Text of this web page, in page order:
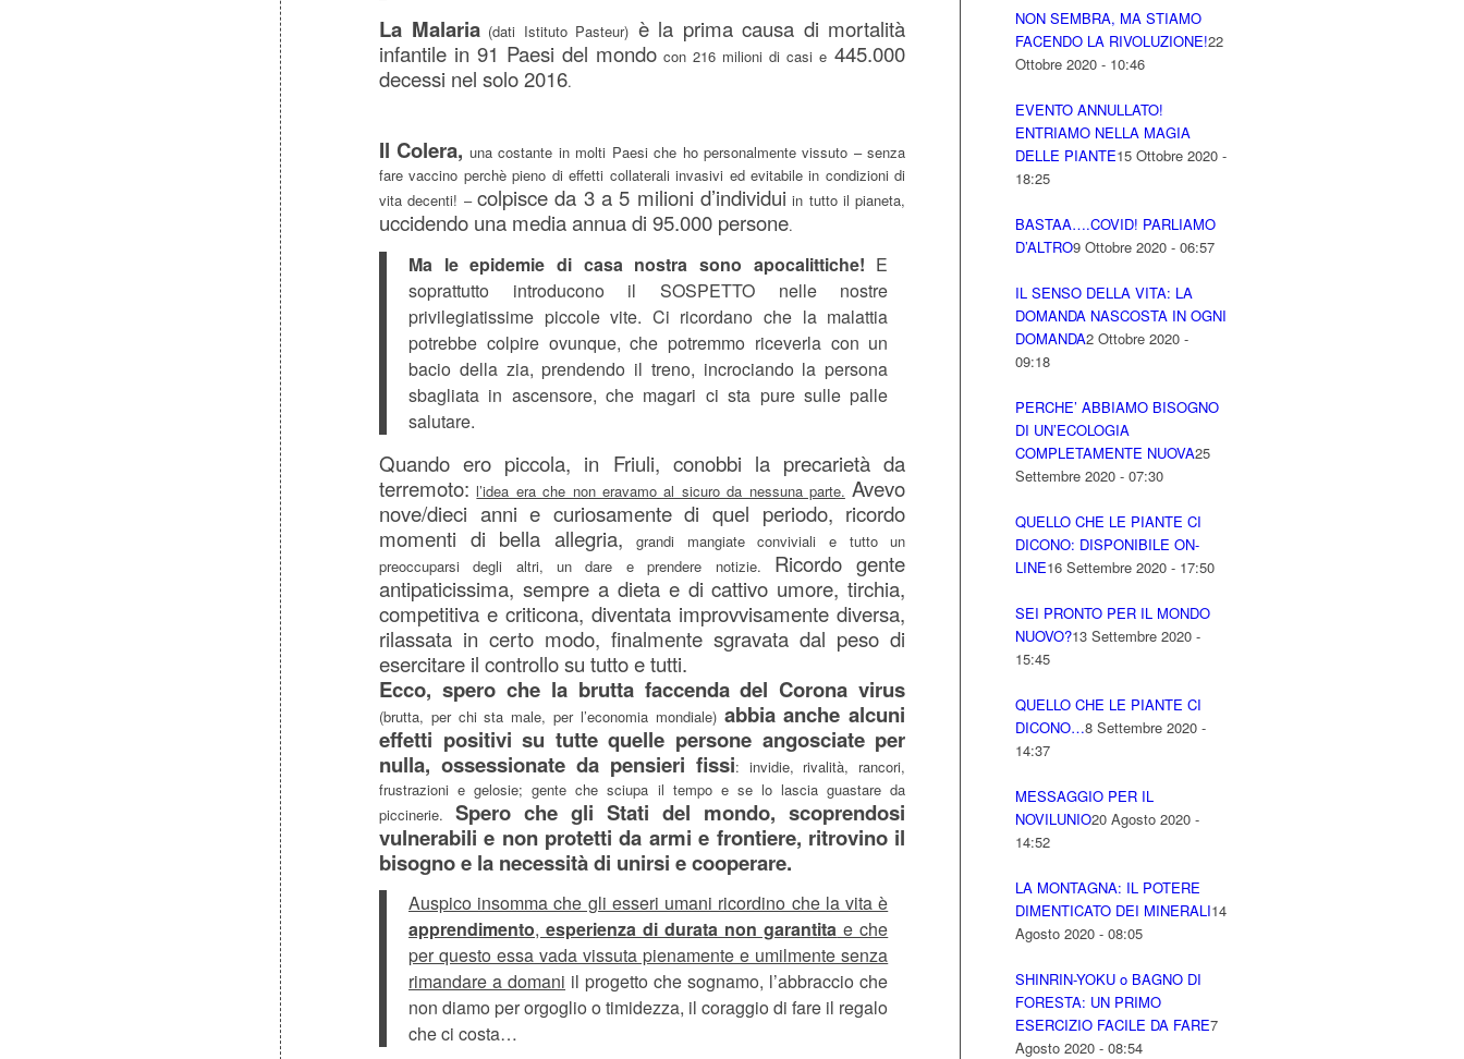
La Malaria(dati Istituto Pasteur) è la prima causa di mortalità
infantile in 91 Paesi del mondo con 216 milioni di casi e 445.000
decessi nel solo 2016.
Il Colera, una costante in molti Paesi che ho personalmente vissuto – senza
fare vaccino perchè pieno di effetti collaterali invasivi ed evitabile in condizioni di
vita decenti! – colpisce da 3 a 5 milioni d’individui in tutto il pianeta,
uccidendo una media annua di 95.000 persone.
Ma le epidemie di casa nostra sono apocalittiche! E
soprattutto introducono il SOSPETTO nelle nostre
privilegiatissime piccole vite. Ci ricordano che la malattia
potrebbe colpire ovunque, che potremmo riceverla con un
bacio della zia, prendendo il treno, incrociando la persona
sbagliata in ascensore, che magari ci sta pure sulle palle
salutare.
Quando ero piccola, in Friuli, conobbi la precarietà da
terremoto: l’idea era che non eravamo al sicuro da nessuna parte. Avevo
nove/dieci anni e curiosamente di quel periodo, ricordo
momenti di bella allegria, grandi mangiate conviviali e tutto un
preoccuparsi degli altri, un dare e prendere notizie. Ricordo gente
antipaticissima, sempre a dieta e di cattivo umore, tirchia,
competitiva e criticona, diventata improvvisamente diversa,
rilassata in certo modo, finalmente sgravata dal peso di
esercitare il controllo su tutto e tutti.
Ecco, spero che la brutta faccenda del Corona virus
(brutta, per chi sta male, per l’economia mondiale) abbia anche alcuni
effetti positivi su tutte quelle persone angosciate per
nulla, ossessionate da pensieri fissi: invidie, rivalità, rancori,
frustrazioni e gelosie; gente che sciupa il tempo e se lo lascia guastare da
piccinerie.Spero che gli Stati del mondo, scoprendosi
vulnerabili e non protetti da armi e frontiere, ritrovino il
bisogno e la necessità di unirsi e cooperare.
Auspico insomma che gli esseri umani ricordino che la vita è
apprendimento,esperienza di durata non garantita e che
per questo essa vada vissuta pienamente e umilmente senza
rimandare a domani il progetto che sognamo, l’abbraccio che
non diamo per orgoglio o timidezza, il coraggio di fare il regalo
che ci costa…
NON SEMBRA, MA STIAMO
FACENDO LA RIVOLUZIONE!22
Ottobre 2020 - 10:46
EVENTO ANNULLATO!
ENTRIAMO NELLA MAGIA
DELLE PIANTE15 Ottobre 2020 -
18:25
BASTAA….COVID! PARLIAMO
D’ALTRO9 Ottobre 2020 - 06:57
IL SENSO DELLA VITA: LA
DOMANDA NASCOSTA IN OGNI
DOMANDA2 Ottobre 2020 -
09:18
PERCHE’ ABBIAMO BISOGNO
DI UN’ECOLOGIA
COMPLETAMENTE NUOVA25
Settembre 2020 - 07:30
QUELLO CHE LE PIANTE CI
DICONO: DISPONIBILE ON-
LINE16 Settembre 2020 - 17:50
SEI PRONTO PER IL MONDO
NUOVO?13 Settembre 2020 -
15:45
QUELLO CHE LE PIANTE CI
DICONO…8 Settembre 2020 -
14:37
MESSAGGIO PER IL
NOVILUNIO20 Agosto 2020 -
14:52
LA MONTAGNA: IL POTERE
DIMENTICATO DEI MINERALI14
Agosto 2020 - 08:05
SHINRIN-YOKU o BAGNO DI
FORESTA: UN PRIMO
ESERCIZIO FACILE DA FARE7
Agosto 2020 - 08:54